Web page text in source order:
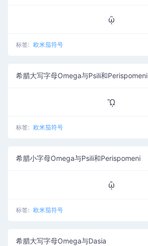
ᾢ
标签: 欧米茄符号
希腊大写字母Omega与Psili和Perispomeni
ᾫ
标签: 欧米茄符号
希腊小字母Omega与Psili和Perispomeni
ᾣ
标签: 欧米茄符号
希腊大写字母Omega与Dasia